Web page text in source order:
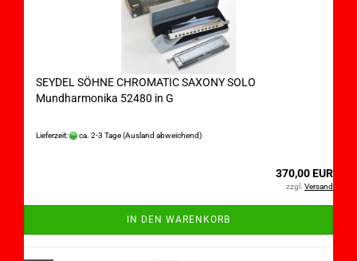
SEYDEL SÖHNE CHROMATIC SAXONY SOLO
Mundharmonika 52480 in G
Lieferzeit: ca. 2-3 Tage(Ausland abweichend)
370,00 EUR
zzgl. Versand
IN DEN WARENKORB